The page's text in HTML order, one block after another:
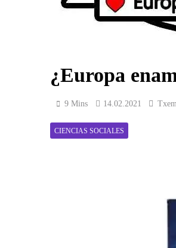
¿Europa
9 Mins 14.02.2021
CIENCIAS SOCIALES